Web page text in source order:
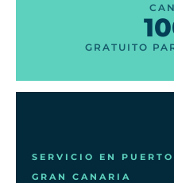
GRATUITO
SERVICIO EN
GRAN CANARIA